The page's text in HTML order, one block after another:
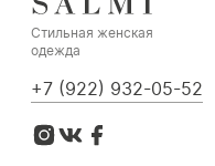
Стильная женская
одежда
+7 (922) 932-05-52